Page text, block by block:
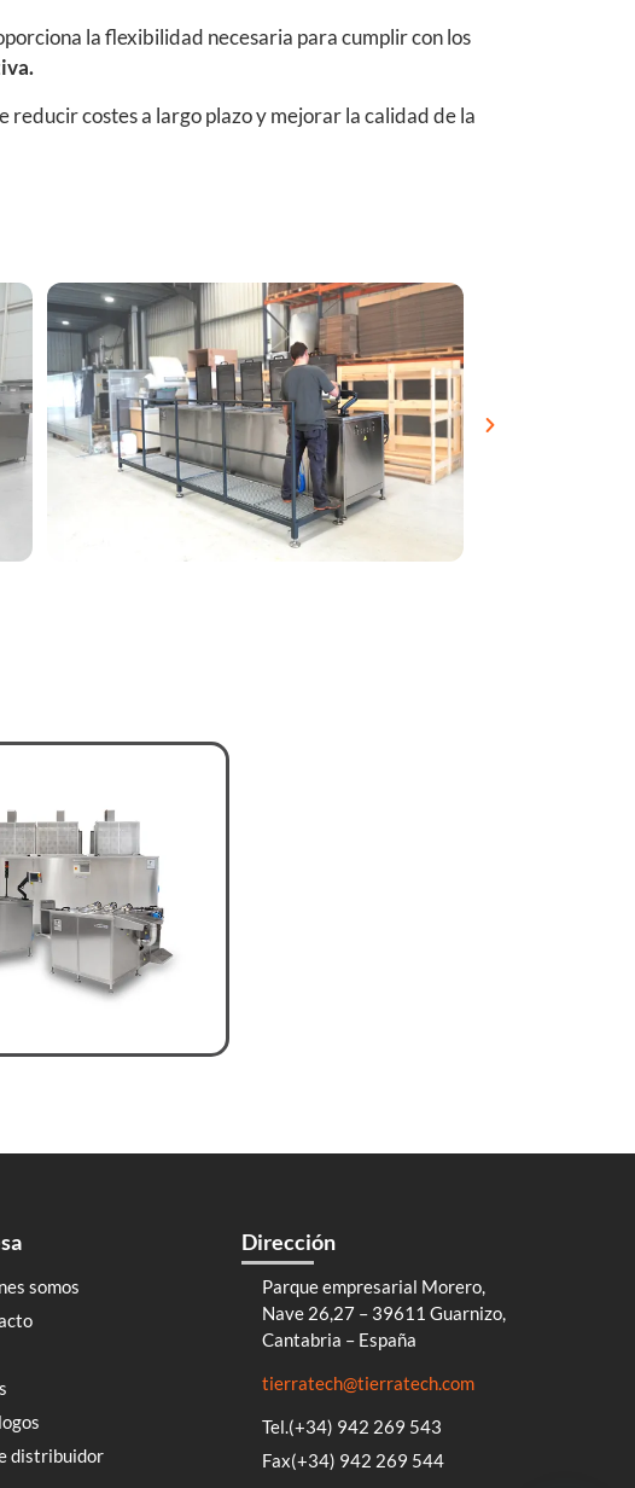
la flexibilidad necesaria para cumplir con los
costes a largo plazo y mejorar la calidad de la
somos
distribuidor
Dirección
Parque empresarial Morero,
Nave 26,27 – 39611 Guarnizo,
Cantabria – España
tierratech@tierratech.com
Tel.(+34) 942 269 543
Fax(+34) 942 269 544